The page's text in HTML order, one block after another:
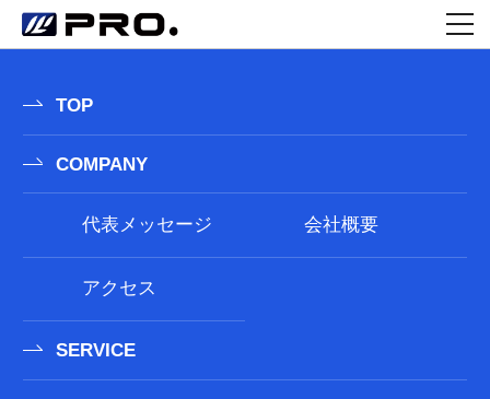
述する## ##ここにループの内容を記述する## ##記事が存在する場合にループ直後に表示する内容をここに記述する## ##記事
の有無にかかわらず表示する内容をここに記述する##
TOP
COMPANY
代表メッセージ 会社概要
アクセス
SERVICE